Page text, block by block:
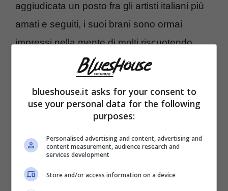
aggiudicata un posto fra gli artisti italiani più
amati e seguiti, i suoi brani sono ormai
impressi nella mente di molti riscuotendo
enorme successo. Nelle scorse ore, però
qualcosa ha spiazzato la cantante e le
immagini sono immediatamente diventate
Emma si trovava aMilanoin occasione di un
firmacopie
comunicato qualcosa, a quel punto non è
blueshouse.it asks for your consent to
use your personal data for the following
purposes:
Personalised advertising and content, advertising and
content measurement, audience research and
services development
Store and/or access information on a device